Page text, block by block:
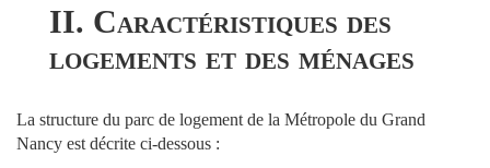
II. Caractéristiques des
logements et des ménages
La structure du parc de logement de la Métropole du Grand
Nancy est décrite ci-dessous :